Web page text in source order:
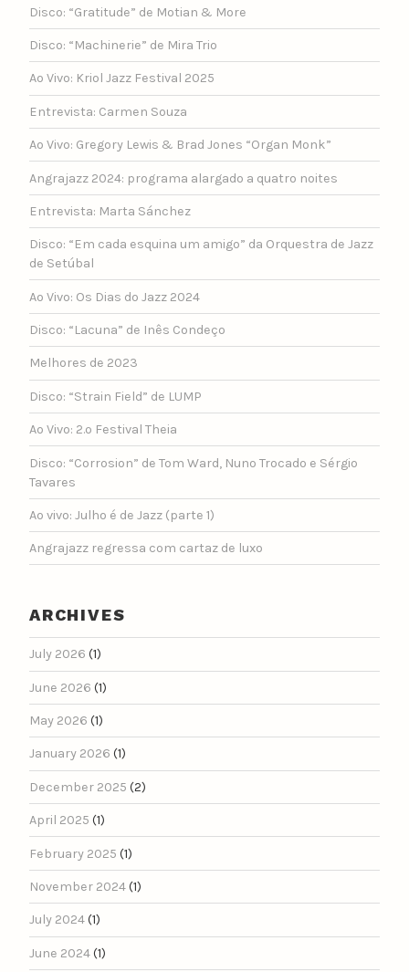
Disco: “Gratitude” de Motian & More
Disco: “Machinerie” de Mira Trio
Ao Vivo: Kriol Jazz Festival 2025
Entrevista: Carmen Souza
Ao Vivo: Gregory Lewis & Brad Jones “Organ Monk”
Angrajazz 2024: programa alargado a quatro noites
Entrevista: Marta Sánchez
Disco: “Em cada esquina um amigo” da Orquestra de Jazz
de Setúbal
Ao Vivo: Os Dias do Jazz 2024
Disco: “Lacuna” de Inês Condeço
Melhores de 2023
Disco: “Strain Field” de LUMP
Ao Vivo: 2.º Festival Theia
Disco: “Corrosion” de Tom Ward, Nuno Trocado e Sérgio
Tavares
Ao vivo: Julho é de Jazz (parte 1)
Angrajazz regressa com cartaz de luxo
ARCHIVES
July 2026 (1)
June 2026 (1)
May 2026 (1)
January 2026 (1)
December 2025 (2)
April 2025 (1)
February 2025 (1)
November 2024(1)
July 2024(1)
June 2024(1)